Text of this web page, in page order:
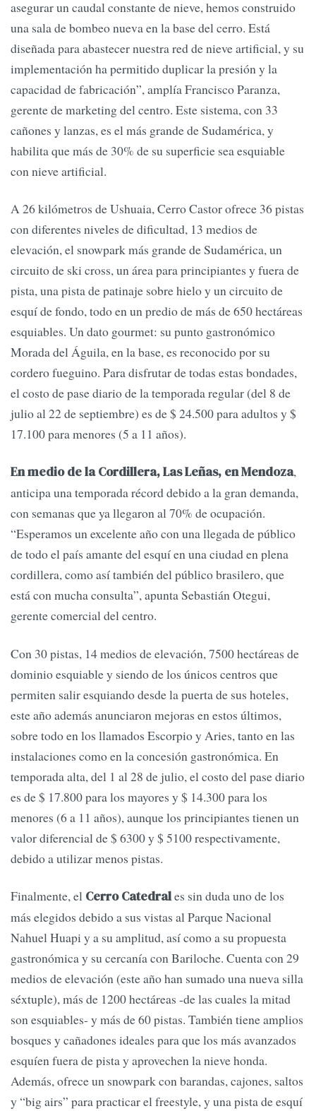
asegurar un caudal constante de nieve, hemos construido
una sala de bombeo nueva en la base del cerro. Está
diseñada para abastecer nuestra red de nieve artificial, y su
implementación ha permitido duplicar la presión y la
capacidad de fabricación”, amplía Francisco Paranza,
gerente de marketing del centro. Este sistema, con 33
cañones y lanzas, es el más grande de Sudamérica, y
habilita que más de 30% de su superficie sea esquiable
con nieve artificial.
A 26 kilómetros de Ushuaia, Cerro Castor ofrece 36 pistas
con diferentes niveles de dificultad, 13 medios de
elevación, el snowpark más grande de Sudamérica, un
circuito de ski cross, un área para principiantes y fuera de
pista, una pista de patinaje sobre hielo y un circuito de
esquí de fondo, todo en un predio de más de 650 hectáreas
esquiables. Un dato gourmet: su punto gastronómico
Morada del Águila, en la base, es reconocido por su
cordero fueguino. Para disfrutar de todas estas bondades,
el costo de pase diario de la temporada regular (del 8 de
julio al 22 de septiembre) es de $ 24.500 para adultos y $
17.100 para menores (5 a 11 años).
En medio de la Cordillera, Las Leñas, en Mendoza,
anticipa una temporada récord debido a la gran demanda,
con semanas que ya llegaron al 70% de ocupación.
“Esperamos un excelente año con una llegada de público
de todo el país amante del esquí en una ciudad en plena
cordillera, como así también del público brasilero, que
está con mucha consulta”, apunta Sebastián Otegui,
gerente comercial del centro.
Con 30 pistas, 14 medios de elevación, 7500 hectáreas de
dominio esquiable y siendo de los únicos centros que
permiten salir esquiando desde la puerta de sus hoteles,
este año además anunciaron mejoras en estos últimos,
sobre todo en los llamados Escorpio y Aries, tanto en las
instalaciones como en la concesión gastronómica. En
temporada alta, del 1 al 28 de julio, el costo del pase diario
es de $ 17.800 para los mayores y $ 14.300 para los
menores (6 a 11 años), aunque los principiantes tienen un
valor diferencial de $ 6300 y $ 5100 respectivamente,
debido a utilizar menos pistas.
Finalmente, el Cerro Catedrales sin duda uno de los
más elegidos debido a sus vistas al Parque Nacional
Nahuel Huapi y a su amplitud, así como a su propuesta
gastronómica y su cercanía con Bariloche. Cuenta con 29
medios de elevación (este año han sumado una nueva silla
séxtuple), más de 1200 hectáreas -de las cuales la mitad
son esquiables- y más de 60 pistas. También tiene amplios
bosques y cañadones ideales para que los más avanzados
esquíen fuera de pista y aprovechen la nieve honda.
Además, ofrece un snowpark con barandas, cajones, saltos
y “big airs” para practicar el freestyle, y una pista de esquí